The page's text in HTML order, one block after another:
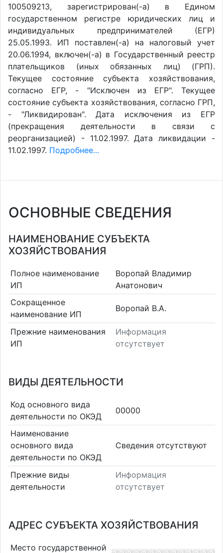
100509213, зарегистрирован(-а) в Едином
государственном регистре юридических лиц и
индивидуальных предпринимателей (ЕГР)
25.05.1993. ИП поставлен(-a) на налоговый учет
20.06.1994, включен(-a) в Государственный реестр
плательщиков (иных обязанных лиц) (ГРП).
Текущее состояние субъекта хозяйствования,
согласно ЕГР, - "Исключен из ЕГР". Текущее
состояние субъекта хозяйствования, согласно ГРП,
- "Ликвидирован". Дата исключения из ЕГР
(прекращения деятельности в связи с
реорганизацией) - 11.02.1997. Дата ликвидации -
11.02.1997. Подробнее...
ОСНОВНЫЕ СВЕДЕНИЯ
НАИМЕНОВАНИЕ СУБЪЕКТА
ХОЗЯЙСТВОВАНИЯ
Полное наименование
ИП
Воропай Владимир
Анатонович
Сокращенное
наименование ИП
Воропай В.А.
Прежние наименования
ИП
Информация
отсутствует
ВИДЫ ДЕЯТЕЛЬНОСТИ
Код основного вида
деятельности по ОКЭД
00000
Наименование
основного вида
деятельности по ОКЭД
Cведения отсутствуют
Прежние виды
деятельности
Информация
отсутствует
АДРЕС СУБЪЕКТА ХОЗЯЙСТВОВАНИЯ
Место государственной